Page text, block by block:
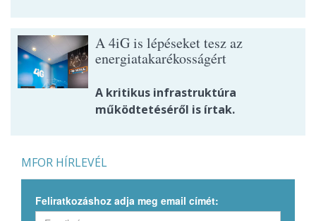
A 4iG is lépéseket tesz az
energiatakarékosságért
A kritikus infrastruktúra
működtetéséről is írtak.
MFOR HÍRLEVÉL
Feliratkozáshoz adja meg email címét: